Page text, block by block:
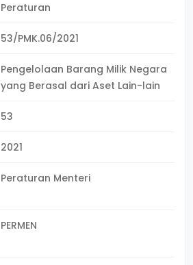
Peraturan
53/PMK.06/2021
Pengelolaan Barang Milik Negara
yang Berasal dari Aset Lain-lain
53
2021
Peraturan Menteri
PERMEN